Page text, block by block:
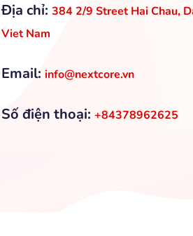
Địa chỉ: 384 2/9 Street Hai Chau,
Viet Nam
Email: info@nextcore.vn
Số điện thoại: +84378962625